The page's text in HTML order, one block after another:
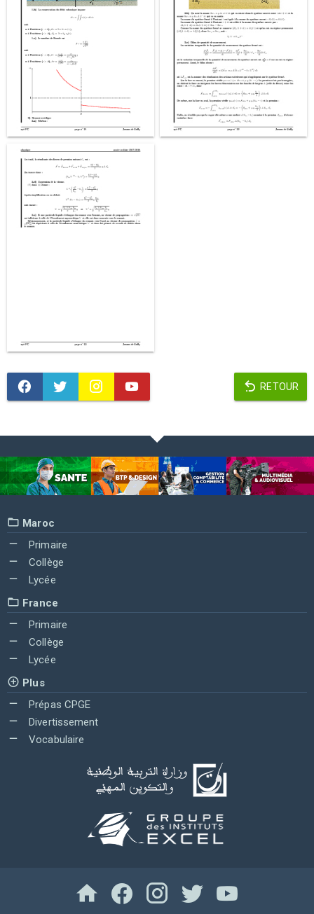
RETOUR
Maroc
Primaire
Collège
Lycée
France
Primaire
Collège
Lycée
Plus
Prépas CPGE
Divertissement
Vocabulaire